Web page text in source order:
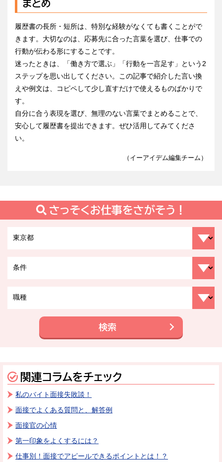
まとめ
履歴書の長所・短所は、特別な経験がなくても書くことがで
きます。大切なのは、応募先に合った言葉を選び、仕事での
行動が伝わる形にすることです。
迷ったときは、「働き方で選ぶ」「行動を一言足す」という2
ステップを思い出してください。この記事で紹介した言い換
えや例文は、コピペして少し直すだけで使えるものばかりで
す。
自分に合う表現を選び、無理のない言葉でまとめることで、
安心して履歴書を提出できます。ぜひ活用してみてくださ
い。
（イーアイデム編集チーム）
さっそくお仕事をさがそう！
検索
関連コラムをチェック
私のバイト面接失敗談！
面接でよくある質問と、解答例
面接官の心情
第一印象をよくするには？
仕事別！面接でアピールできるポイントとは！？